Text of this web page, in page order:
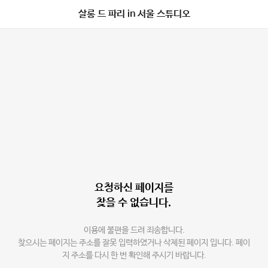
살롱 드 파리 in 서울 스튜디오
요청하신 페이지를
찾을 수 없습니다.
이용에 불편을 드려 죄송합니다.
찾으시는 페이지는 주소를 잘못 입력하였거나 삭제된 페이지 입니다. 페이
지 주소를 다시 한 번 확인해 주시기 바랍니다.